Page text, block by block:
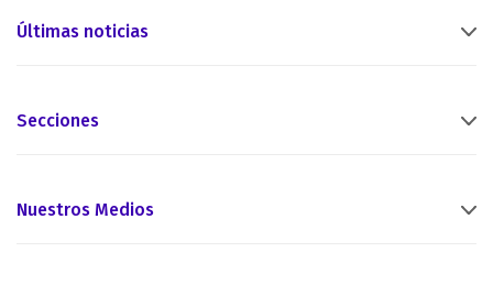
Últimas noticias
Secciones
Nuestros Medios